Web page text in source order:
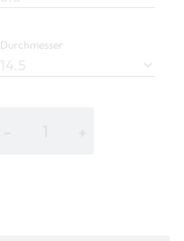
Durchmesser